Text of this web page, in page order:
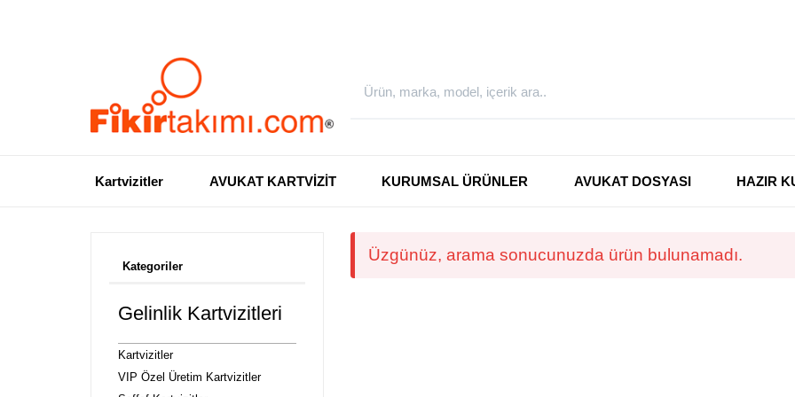
Kartvizitler AVUKAT KARTVİZİT KURUMSAL ÜRÜNLER AVUKAT DOSYASI HAZIR
Kategoriler
Gelinlik Kartvizitleri
Kartvizitler
VIP Özel Üretim Kartvizitler
Üzgünüz, arama sonucunuzda ürün bulunamadı.